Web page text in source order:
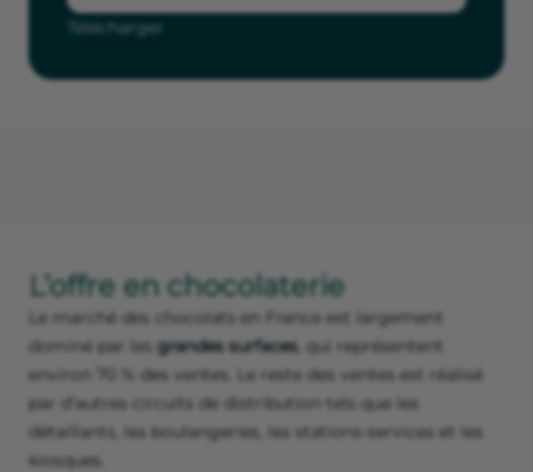
Télécharger
L’offre en chocolaterie
Le marché des chocolats en France est largement
dominé par les grandes surfaces, qui représentent
environ 70 % des ventes. Le reste des ventes est réalisé
par d’autres circuits de distribution tels que les
détaillants, les boulangeries, les stations-services et les
kiosques.